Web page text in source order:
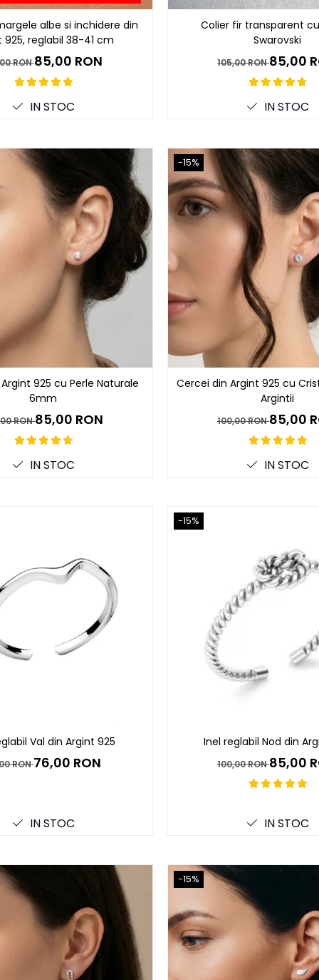
albe si inchidere din
925, reglabil 38-41 cm
RON85,00 RON
IN STOC
Colier fir transparent
Swarovski
105,00 RON85,00
IN STOC
925 cu Perle Naturale
6mm
RON85,00 RON
IN STOC
-15%
Cercei din Argint 925 cu
Argintii
100,00 RON85,00
IN STOC
Val din Argint 925
RON76,00 RON
IN STOC
-15%
Inel reglabil Nod din
100,00 RON85,00
IN STOC
-15%